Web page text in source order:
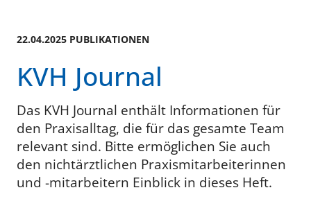
22.04.2025 PUBLIKATIONEN
KVH Journal
Das KVH Journal enthält Informationen für
den Praxisalltag, die für das gesamte Team
relevant sind. Bitte ermöglichen Sie auch
den nichtärztlichen Praxismitarbeiterinnen
und -mitarbeitern Einblick in dieses Heft.